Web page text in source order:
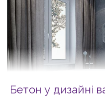
Бетон у дизайні